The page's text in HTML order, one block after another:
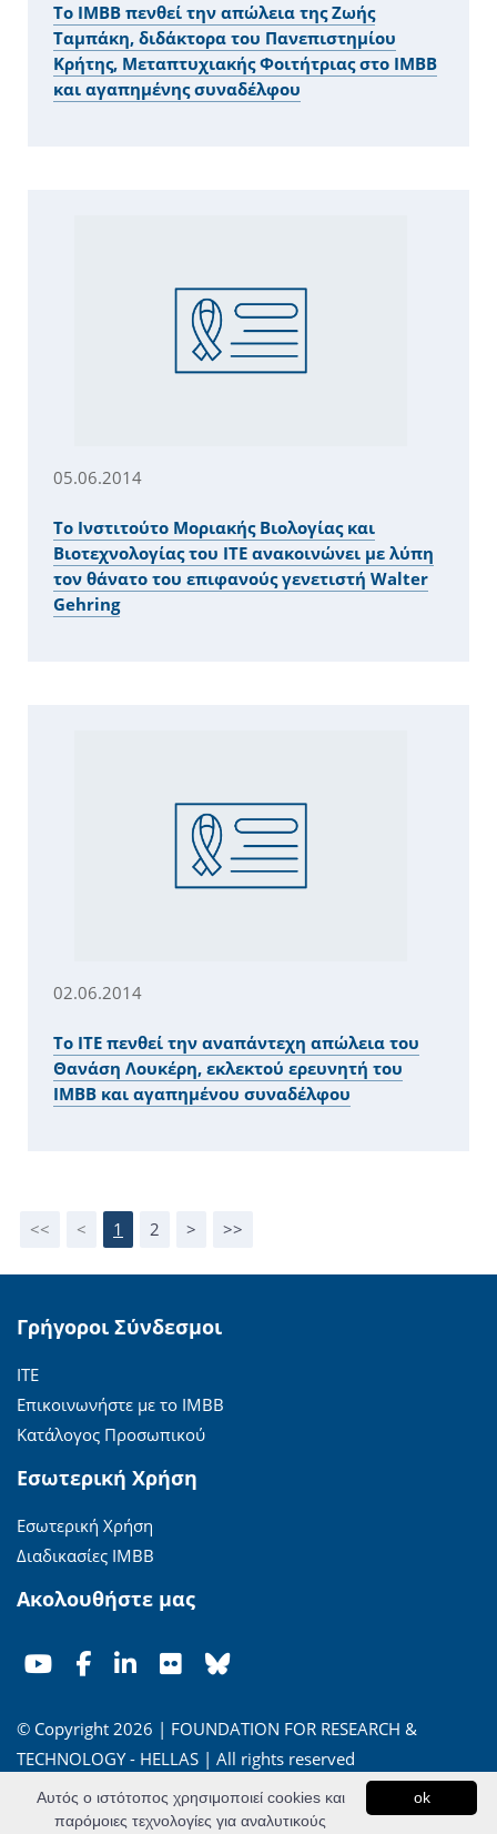
Το IMBB πενθεί την απώλεια της Ζωής
Ταμπάκη, διδάκτορα του Πανεπιστημίου
Κρήτης, Μεταπτυχιακής Φοιτήτριας στο ΙΜΒΒ
και αγαπημένης συναδέλφου
05.06.2014
Το Ινστιτούτο Μοριακής Βιολογίας και
Βιοτεχνολογίας του ΙΤΕ ανακοινώνει με λύπη
τον θάνατο του επιφανούς γενετιστή Walter
Gehring
02.06.2014
Το ΙΤΕ πενθεί την αναπάντεχη απώλεια του
Θανάση Λουκέρη, εκλεκτού ερευνητή του
ΙΜΒΒ και αγαπημένου συναδέλφου
<< < 1 2 > >>
Γρήγοροι Σύνδεσμοι
ΙΤΕ
Επικοινωνήστε με το ΙΜΒΒ
Κατάλογος Προσωπικού
Εσωτερική Χρήση
Εσωτερική Χρήση
Διαδικασίες ΙΜΒΒ
Ακολουθήστε μας
© Copyright 2026 | FOUNDATION FOR RESEARCH &
TECHNOLOGY - HELLAS | All rights reserved
'Οροι Χρήσης|Πολιτική Απορρήτου ok
Αυτός ο ιστότοπος χρησιμοποιεί cookies και
παρόμοιες τεχνολογίες για αναλυτικούς